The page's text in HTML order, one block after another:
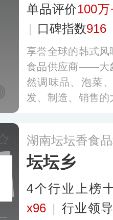
单品评价100万
| 口碑指数916
享誉全球的韩式
食品供应商——大
然调味品、泡菜
发、制造、销售
营销网络遍布线
湖南坛坛香食
坛坛乡
4个行业上榜
x96 | 行业领